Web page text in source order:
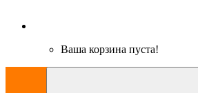
Ваша корзина пуста!